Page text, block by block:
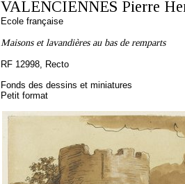
VALENCIENNES Pierre
Ecole française
Maisons et lavandières au bas de remparts
RF 12998, Recto
Fonds des dessins et miniatures
Petit format